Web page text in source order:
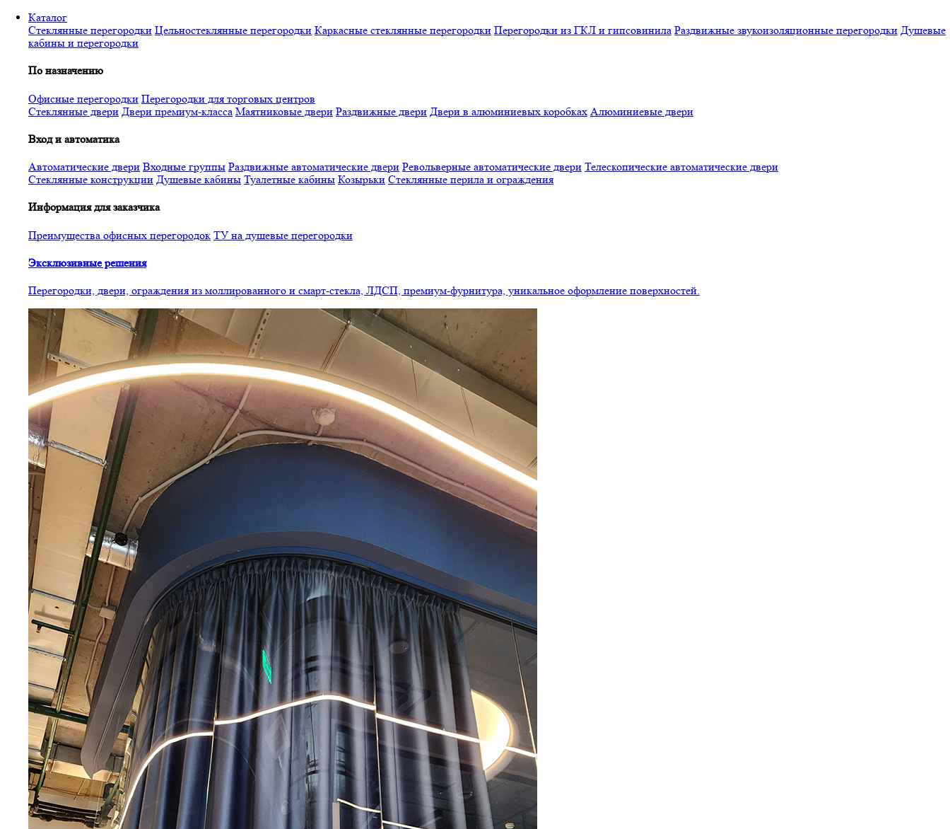
Перейти
основному
Каталог
Стеклянные перегородки Цельностеклянные перегородки Каркасные стеклянные перегородки Перегородки из ГКЛ и гипсовинила Раздвижные звукоизоляционные перегородки Душевые
кабины и перегородки
По назначению
Офисные перегородки Перегородки для торговых центров
Стеклянные двери Двери премиум-класса Маятниковые двери Раздвижные двери Двери в алюминиевых коробках Алюминиевые двери
Вход и автоматика
Автоматические двери Входные группы Раздвижные автоматические двери Револьверные автоматические двери Телескопические автоматические двери
Стеклянные конструкции Душевые кабины Туалетные кабины Козырьки Стеклянные перила и ограждения
Информация для заказчика
Преимущества офисных перегородок ТУ на душевые перегородки
Эксклюзивные решения
Перегородки, двери, ограждения из моллированного и смарт-стекла, ЛДСП, премиум-фурнитура, уникальное оформление поверхностей.